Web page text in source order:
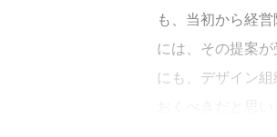
も、当初から経
には、その提案
にも、デザイン